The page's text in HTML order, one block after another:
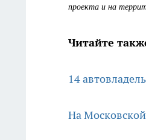
проекта и на
Читайте
14
На